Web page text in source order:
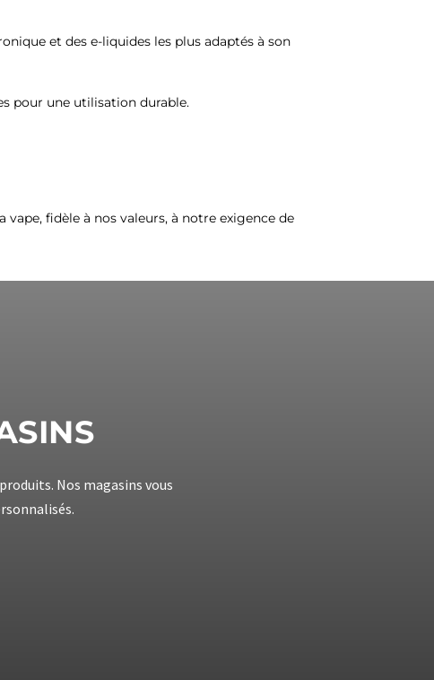
et des e-liquides les plus adaptés à son
pour une utilisation durable.
fidèle à nos valeurs, à notre exigence de
Nos magasins vous